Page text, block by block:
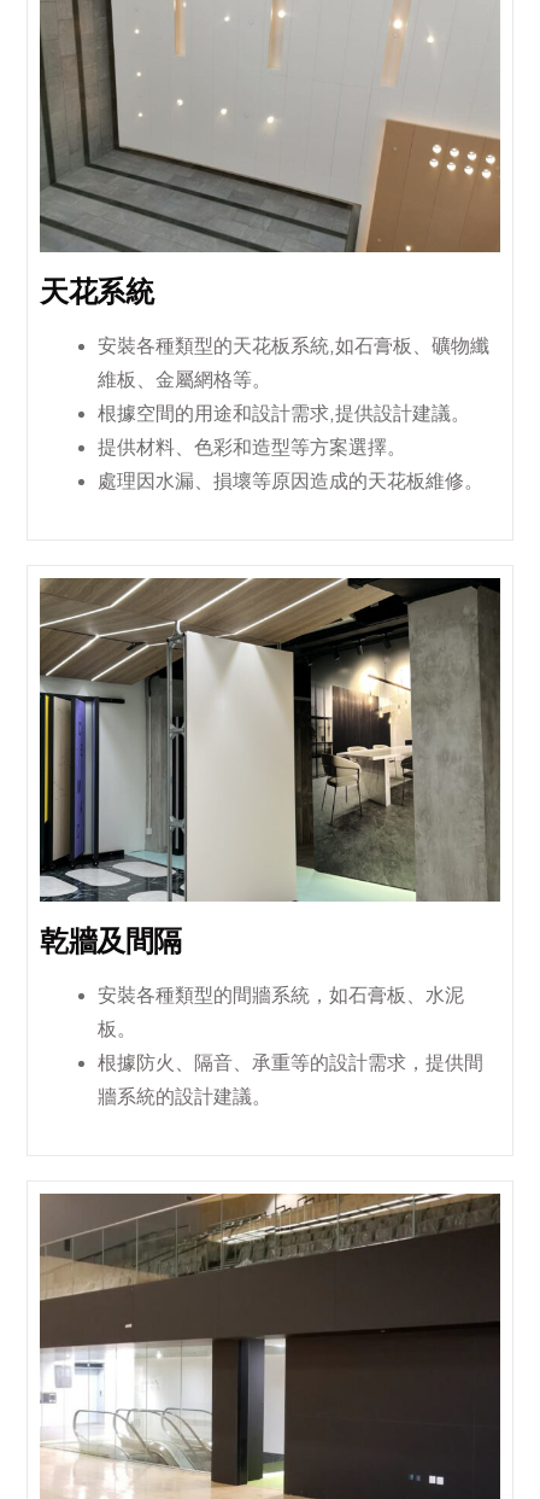
天花系統
安裝各種類型的天花板系統,如石膏板、礦物纖
維板、金屬網格等。
根據空間的用途和設計需求,提供設計建議。
提供材料、色彩和造型等方案選擇。
處理因水漏、損壞等原因造成的天花板維修。
乾牆及間隔
安裝各種類型的間牆系統，如石膏板、水泥
板。
根據防火、隔音、承重等的設計需求，提供間
牆系統的設計建議。